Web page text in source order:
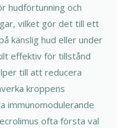
hudförtunning och
vilket gör det till ett
känslig hud eller under
effektiv för tillstånd
till att reducera
kroppens
immunomodulerande
ofta första val